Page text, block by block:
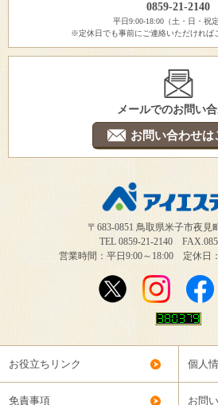
0859-21-2140
平日9:00-18:00（土・日・祝
※定休日でも事前にご連絡いただければ
メールでのお問い
お問い合わせは
〒683-0851 鳥取県米子市夜見
TEL 0859-21-2140
営業時間：平日9:00～18:00 定休日
お役立ちリンク 個人
免責事項 お問